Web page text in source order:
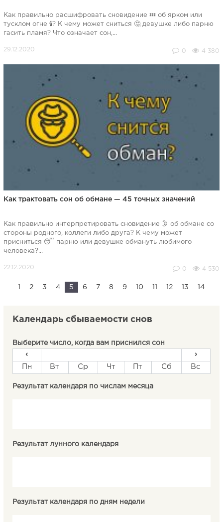
Как правильно расшифровать сновидение 💤 об ярком или
тусклом огне 🕯️? К чему может сниться 🤔 девушке либо парню
гасить пламя? Что означает сон,...
0 4 380
Как трактовать сон об обмане — 45 точных значений
Как правильно интерпретировать сновидение 🌛 об обмане со
стороны родного, коллеги либо друга? К чему может
присниться 😴 парню или девушке обмануть любимого
человека?...
0 4 530
2 3 4 5 6 7 8 9 10 12 13 14
Календарь сбываемости снов
Выберите число, когда вам приснился сон
‹
›
Пн
Вт Ср Чт Пт Сб Вс
Результат календаря по числам месяца
Результат лунного календаря
Результат календаря по дням недели